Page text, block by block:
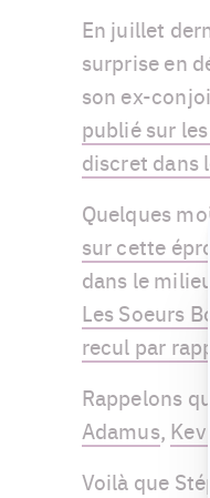
En juillet
surprise en
son ex-
publié sur
discret dans
Quelques
sur cette
dans le
Les Soeurs
recul par
Rappelons
Adamus,
Voilà que